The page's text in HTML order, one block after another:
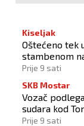
Kiseljak
Oštećeno tek
stambenom
Prije 9 sati
SKB Mostar
Vozač
sudara kod
Prije 9 sati